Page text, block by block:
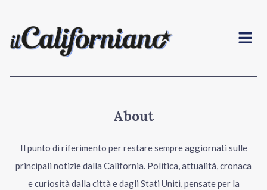
Menu
About
Il punto di riferimento per restare sempre aggiornati sulle
principali notizie dalla California. Politica, attualità, cronaca
e curiosità dalla città e dagli Stati Uniti, pensate per la